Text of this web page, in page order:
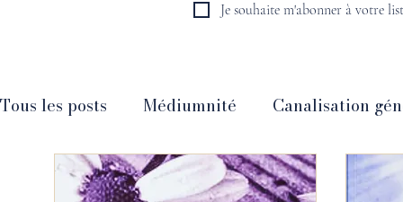
Je souhaite m'abonner à votre
Tous les posts Médiumnité Canalisation
Guidance animale Guidance intemporelle